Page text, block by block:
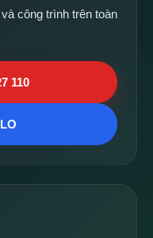
công trình trên toàn
110